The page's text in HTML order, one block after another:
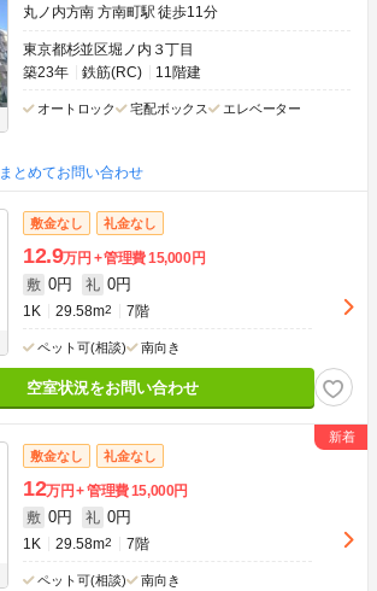
丸ノ内方南 方南町駅 徒歩11分
東京都杉並区堀ノ内３丁目
築23年
鉄筋(RC) 11階建
オートロック 宅配ボックス エレベーター
とめてお問い合わせ
敷金なし 礼金なし
12.9万円 管理費15,000円
敷 0円 礼 0円
1K 29.58m2 7階
ペット可(相談) 南向き
空室状況をお問い合わせ
敷金なし 礼金なし
12万円 管理費15,000円
敷 0円 礼 0円
1K 29.58m2 7階
ペット可(相談) 南向き